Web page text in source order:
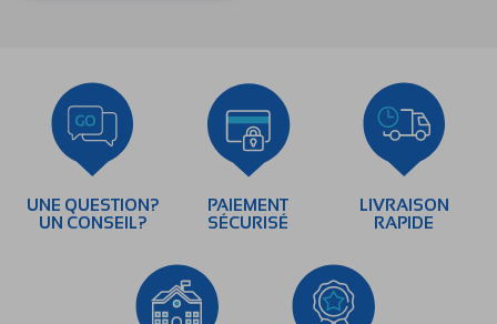
UNE QUESTION?
UN CONSEIL?
PAIEMENT
SÉCURISÉ
LIVRAISON
RAPIDE